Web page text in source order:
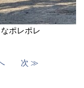
ポレポレ
次 ≫